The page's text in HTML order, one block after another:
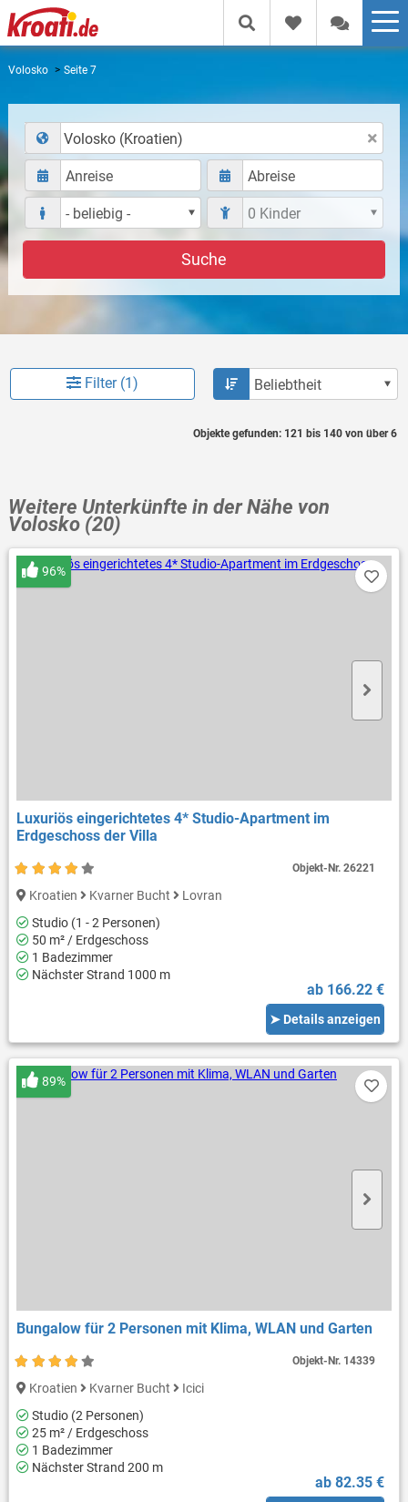
Volosko Seite 7
Volosko (Kroatien)
Suche
Filter (1)
Objekte gefunden: 121 bis 140 von über 6
Weitere Unterkünfte in der Nähe von
Volosko (20)
Luxuriös eingerichtetes 4* Studio-Apartment im
Erdgeschoss der Villa
96%
Kroatien Kvarner Bucht
Lovran
Studio (1 - 2 Personen)
50 m² / Erdgeschoss
1 Badezimmer
Nächster Strand 1000 m
ab 166.22 €
➤ Details anzeigen
Objekt-Nr.26221
Bungalow für 2 Personen mit Klima, WLAN und Garten
89%
Kroatien Kvarner Bucht
Icici
Studio (2 Personen)
25 m² / Erdgeschoss
1 Badezimmer
Nächster Strand 200 m
ab 82.35 €
Objekt-Nr. 14339